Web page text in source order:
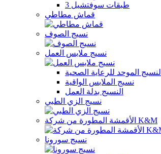
3 طبقات سوفتشيل
قماش مطاطي
نسيج الصوف
نسيج ملابس العمل
النسيج الموحد للرعاية الصحية
نسيج الملابس الواقية
النسيج بدلة العمل
نسيج الزي الطبي
الأقمشة المطورة من شركة K&M
نسيج سورونا